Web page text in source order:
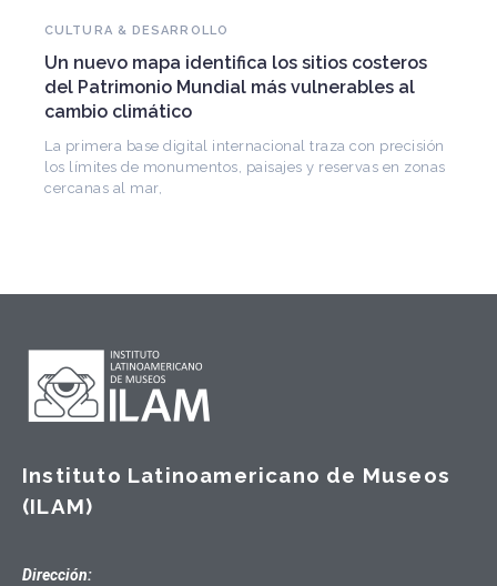
Falleció Ramón Gutiérrez, guardián del
patrimonio iberoamericano
Arquitecto, historiador e Investigador Superior del
CONICET, fundó el CEDODAL e impulsó los Seminarios
de Arquitectura Latinoamericana. Publicó más de
Instituto Latinoamericano de Museos
(ILAM)
Dirección: